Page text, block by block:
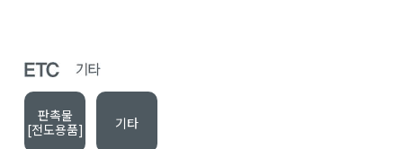
판촉물
[전도용품]
기타